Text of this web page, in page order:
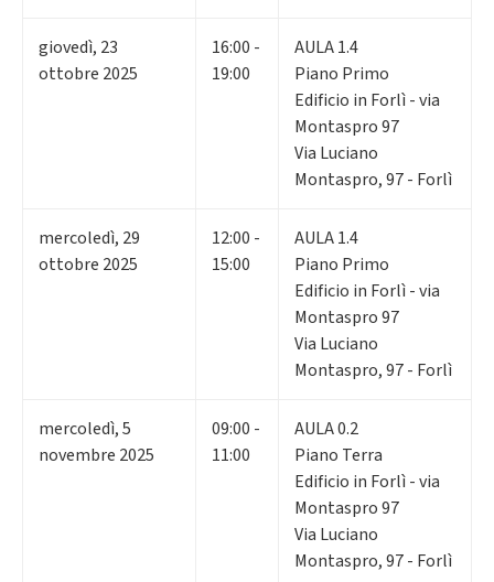
giovedì, 23
ottobre 2025
16:00 -
19:00
AULA 1.4
Piano Primo
Edificio in Forlì - via
Montaspro 97
Via Luciano
Montaspro, 97 - Forlì
mercoledì, 29
ottobre 2025
12:00 -
15:00
AULA 1.4
Piano Primo
Edificio in Forlì - via
Montaspro 97
Via Luciano
Montaspro, 97 - Forlì
mercoledì,5
novembre 2025
09:00 -
11:00
AULA 0.2
Piano Terra
Edificio in Forlì - via
Montaspro 97
Via Luciano
Montaspro, 97 - Forlì